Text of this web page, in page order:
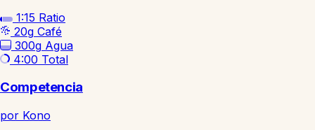
1:15 Ratio
20g Café
300g Agua
4:00 Total
Competencia
por Kono